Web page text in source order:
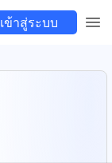
เข้าสู่ระบบ